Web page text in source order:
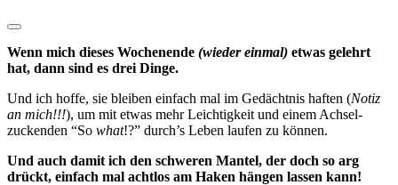
Wenn mich dieses Wochenende (wieder einmal) etwas gelehrt
hat, dann sind es drei Dinge.
Und ich hoffe, sie bleiben einfach mal im Gedächtnis haften (Notiz
an mich!!!), um mit etwas mehr Leichtigkeit und einem Achsel-
zuckenden “So what!?” durch’s Leben laufen zu können.
Und auch damit ich den schweren Mantel, der doch so arg
drückt, einfach mal achtlos am Haken hängen lassen kann!